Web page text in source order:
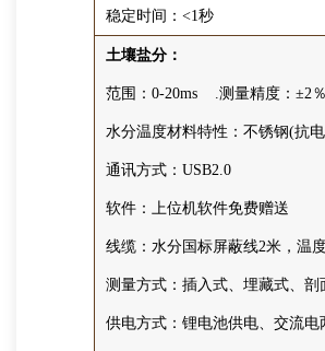
稳定时间：<1秒
土壤盐分：
范围：0-20ms .测量精度：±2
水分温度材料特性：不锈钢(抗
通讯方式：USB2.0
软件：上位机软件免费赠送
线缆：水分国标屏蔽线2米，温
测量方式：插入式、埋藏式、剖
供电方式：锂电池供电、交流